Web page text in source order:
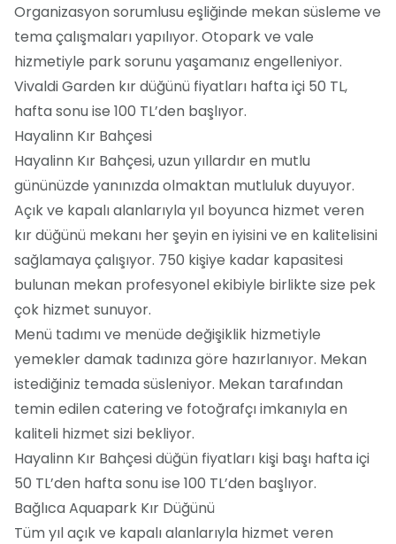
Organizasyon sorumlusu eşliğinde mekan süsleme ve
tema çalışmaları yapılıyor. Otopark ve vale
hizmetiyle park sorunu yaşamanız engelleniyor.
Vivaldi Garden kır düğünü fiyatları hafta içi 50 TL,
hafta sonu ise 100 TL’den başlıyor.
Hayalinn Kır Bahçesi
Hayalinn Kır Bahçesi, uzun yıllardır en mutlu
gününüzde yanınızda olmaktan mutluluk duyuyor.
Açık ve kapalı alanlarıyla yıl boyunca hizmet veren
kır düğünü mekanı her şeyin en iyisini ve en kalitelisini
sağlamaya çalışıyor. 750 kişiye kadar kapasitesi
bulunan mekan profesyonel ekibiyle birlikte size pek
çok hizmet sunuyor.
Menü tadımı ve menüde değişiklik hizmetiyle
yemekler damak tadınıza göre hazırlanıyor. Mekan
istediğiniz temada süsleniyor. Mekan tarafından
temin edilen catering ve fotoğrafçı imkanıyla en
kaliteli hizmet sizi bekliyor.
Hayalinn Kır Bahçesi düğün fiyatları kişi başı hafta içi
50 TL’den hafta sonu ise 100 TL’den başlıyor.
Bağlıca Aquapark Kır Düğünü
Tüm yıl açık ve kapalı alanlarıyla hizmet veren